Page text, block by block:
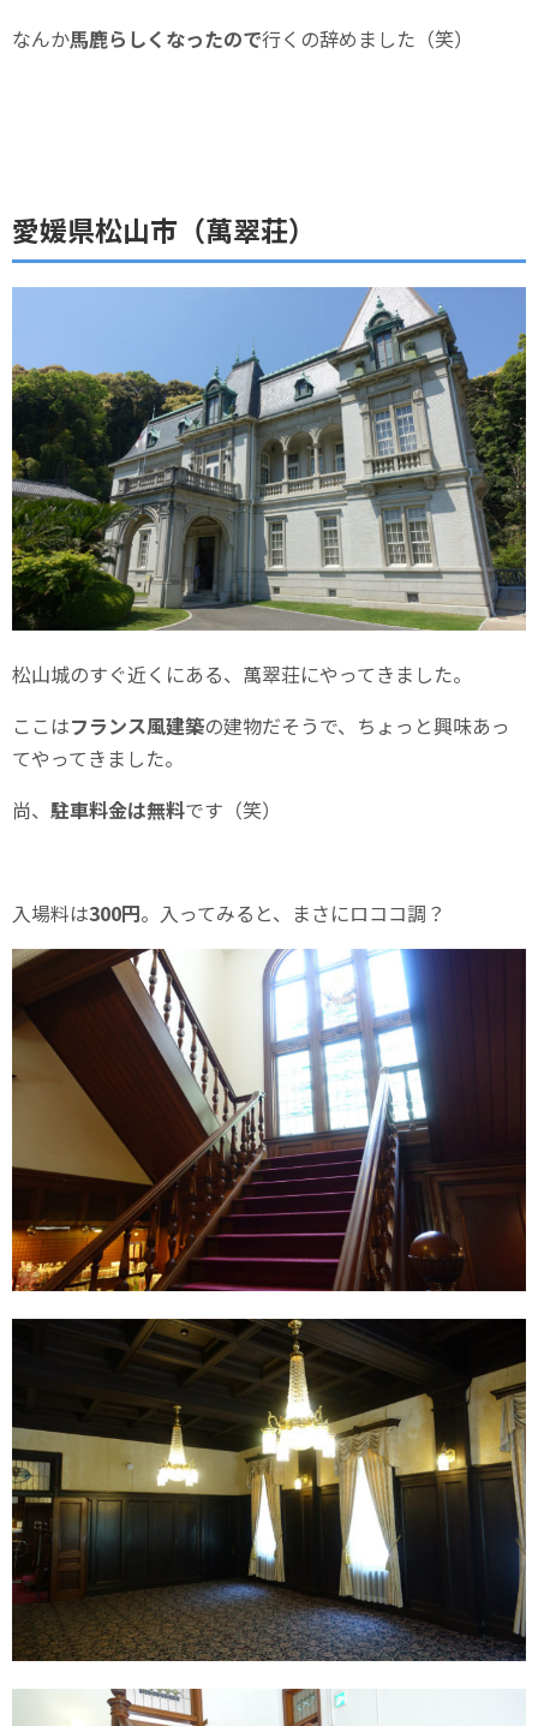
なんか馬鹿らしくなったので行くの辞めました（笑）
愛媛県松山市（萬翠荘）
松山城のすぐ近くにある、萬翠荘にやってきました。
ここはフランス風建築の建物だそうで、ちょっと興味あっ
てやってきました。
尚、 駐車料金は無料です（笑）
入場料は300円。入ってみると、まさにロココ調？